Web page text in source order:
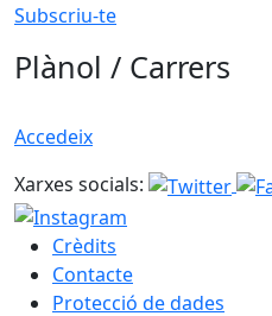
Subscriu-te
Plànol / Carrers
Accedeix
Xarxes socials:
Crèdits
Contacte
Protecció de dades